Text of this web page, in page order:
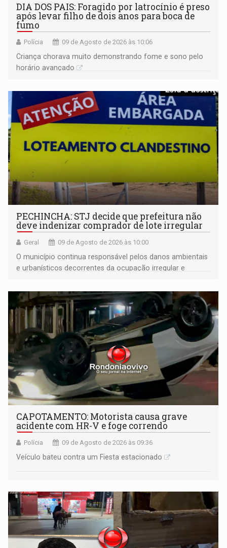
DIA DOS PAIS: Foragido por latrocínio é preso
após levar filho de dois anos para boca de
fumo
Polícia 09 de Agosto de 2026 às 10:06
Criança chorava muito demonstrando fome e sono pelo
horário avançado
PECHINCHA: STJ decide que prefeitura não
deve indenizar comprador de lote irregular
Geral 09 de Agosto de 2026 às 10:00
O município continua responsável pelos danos ambientais
e urbanísticos decorrentes da ocupação irregular e
CAPOTAMENTO: Motorista causa grave
acidente com HR-V e foge correndo
Polícia 09 de Agosto de 2026 às 09:36
Veículo bateu contra um Fiesta estacionado